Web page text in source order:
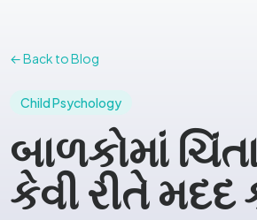
← Back to Blog
Child Psychology
બાળકોમાં
કેવી રીતે મદદ